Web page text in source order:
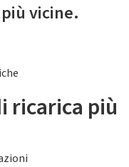
vicine.
ricarica più